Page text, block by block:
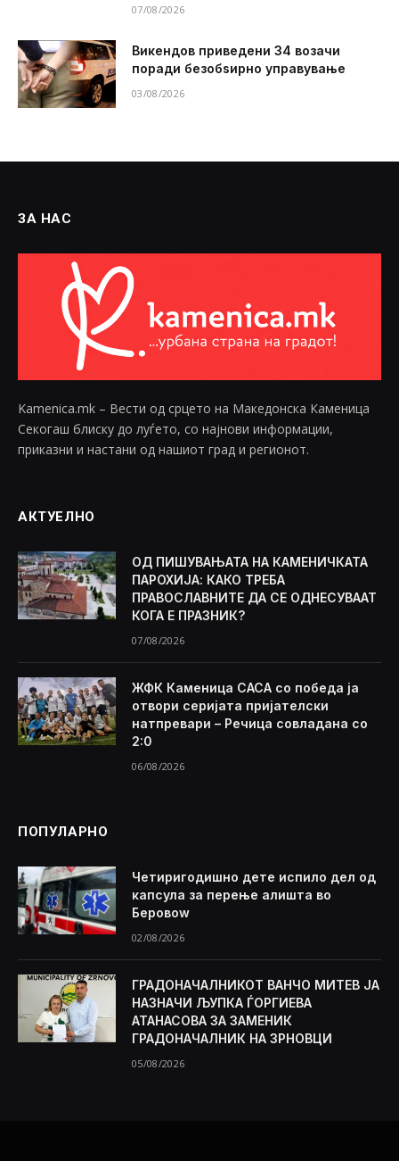
07/08/2026
Викендов приведени 34 возачи
поради безобѕирно управување
03/08/2026
ЗА НАС
Kamenica.mk – Вести од срцето на Македонска Каменица
Секогаш блиску до луѓето, со најнови информации,
приказни и настани од нашиот град и регионот.
АКТУЕЛНО
ОД ПИШУВАЊАТА НА КАМЕНИЧКАТА
ПАРОХИЈА: КАКО ТРЕБА
ПРАВОСЛАВНИТЕ ДА СЕ ОДНЕСУВААТ
КОГА Е ПРАЗНИК?
07/08/2026
ЖФК Каменица САСА со победа ја
отвори серијата пријателски
натпревари – Речица совладана со
2:0
06/08/2026
ПОПУЛАРНО
Четиригодишно дете испило дел од
капсула за перење алишта во
Беровоw
02/08/2026
ГРАДОНАЧАЛНИКОТ ВАНЧО МИТЕВ ЈА
НАЗНАЧИ ЉУПКА ЃОРГИЕВА
АТАНАСОВА ЗА ЗАМЕНИК
ГРАДОНАЧАЛНИК НА ЗРНОВЦИ
05/08/2026